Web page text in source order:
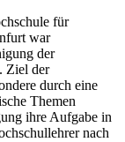
für
war
der
Ziel der
durch eine
Themen
ihre Aufgabe in
nach